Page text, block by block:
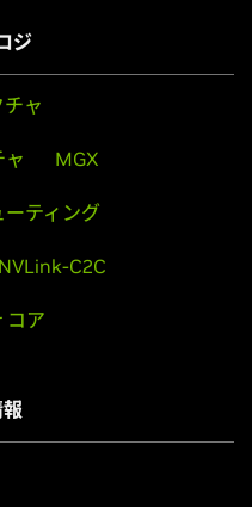
ジ
ャ
MGX
ティング
NVLink-C2C
コア